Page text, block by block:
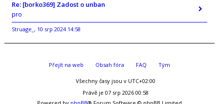
Re: [borko369] Zadost o unban
pro
Struage_ , 10 srp 2024 14:58
Přejít na web Obsah fóra FAQ Tým
Všechny časy jsou v UTC+02:00
Právě je 07 srp 2026 00:58